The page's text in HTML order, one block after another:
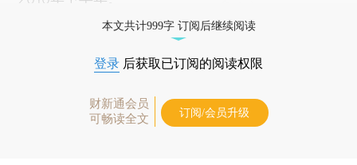
本文共计999字 订阅后继续阅读
登录 后获取已订阅的阅读权限
财新通会员
可畅读全文
订阅/会员升级